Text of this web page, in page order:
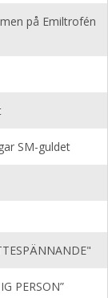
på Emiltrofén
SM-guldet
PERSON”